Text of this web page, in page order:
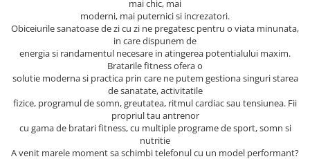
mai chic, mai
moderni, mai puternici si increzatori.
Obiceiurile sanatoase de zi cu zi ne pregatesc pentru o viata minunata,
in care dispunem de
energia si randamentul necesare in atingerea potentialului maxim.
Bratarile fitness ofera o
solutie moderna si practica prin care ne putem gestiona singuri starea
de sanatate, activitatile
fizice, programul de somn, greutatea, ritmul cardiac sau tensiunea. Fii
propriul tau antrenor
cu gama de bratari fitness, cu multiple programe de sport, somn si
nutritie
A venit marele moment sa schimbi telefonul cu un model performant?